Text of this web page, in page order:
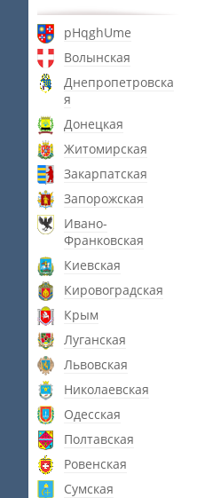
pHqghUme
Волынская
Днепропетровска
я
Донецкая
Житомирская
Закарпатская
Запорожская
Ивано-
Франковская
Киевская
Кировоградская
Крым
Луганская
Львовская
Николаевская
Одесская
Полтавская
Ровенская
Сумская